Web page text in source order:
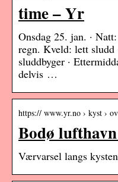
time – Yr
Onsdag 25. jan. ·
regn. Kveld: lett sludd
sluddbyger ·
delvis …
https:// www.yr.no › kyst ›
Bodø
Værvarsel langs